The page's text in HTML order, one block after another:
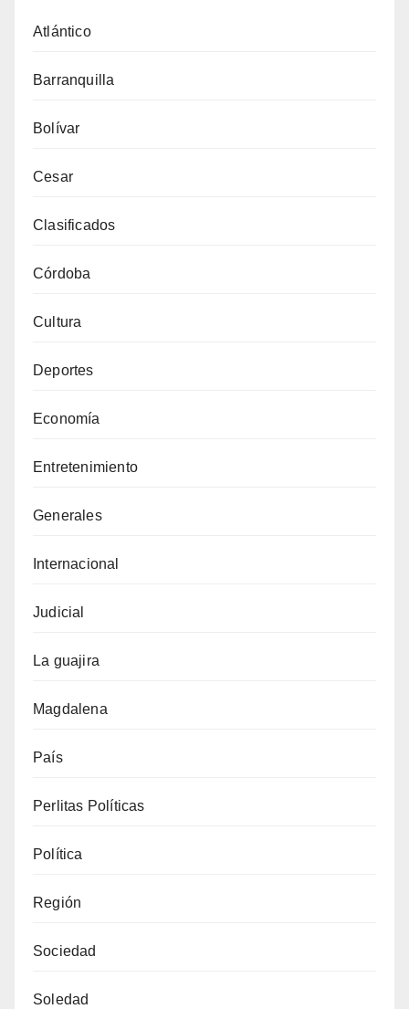
Atlántico
Barranquilla
Bolívar
Cesar
Clasificados
Córdoba
Cultura
Deportes
Economía
Entretenimiento
Generales
Internacional
Judicial
La guajira
Magdalena
País
Perlitas Políticas
Política
Región
Sociedad
Soledad